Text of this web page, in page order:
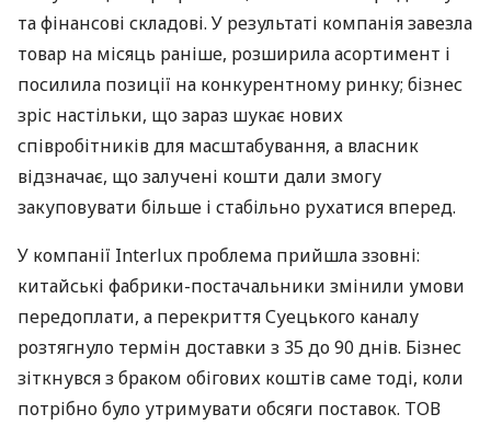
та фінансові складові. У результаті компанія завезла
товар на місяць раніше, розширила асортимент і
посилила позиції на конкурентному ринку; бізнес
зріс настільки, що зараз шукає нових
співробітників для масштабування, а власник
відзначає, що залучені кошти дали змогу
закуповувати більше і стабільно рухатися вперед.
У компанії Interlux проблема прийшла ззовні:
китайські фабрики-постачальники змінили умови
передоплати, а перекриття Суецького каналу
розтягнуло термін доставки з 35 до 90 днів. Бізнес
зіткнувся з браком обігових коштів саме тоді, коли
потрібно було утримувати обсяги поставок. ТОВ